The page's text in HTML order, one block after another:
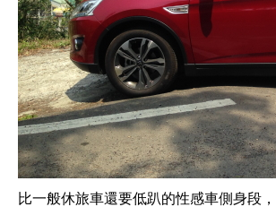
比一般休旅車還要低趴的性感車側身段